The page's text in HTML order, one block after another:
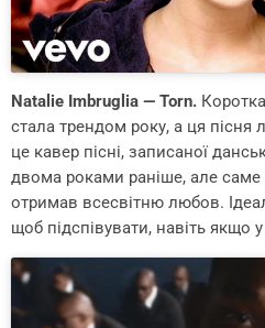
Natalie Imbruglia — Torn.
стала трендом року, а ця пісня
це кавер пісні, записаної
двома роками раніше, але саме
отримав всесвітню любов.
щоб підспівувати, навіть якщо